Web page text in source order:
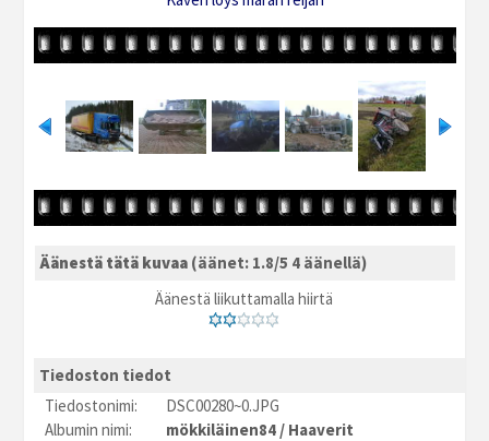
Äänestä tätä kuvaa (äänet: 1.8/5 4 äänellä)
Äänestä liikuttamalla hiirtä
Tiedoston tiedot
Tiedostonimi:
DSC00280~0.JPG
Albumin nimi:
mökkiläinen84 / Haaverit